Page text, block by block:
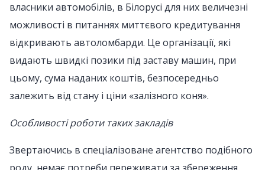
власники автомобілів, в Білорусі для них величезні
можливості в питаннях миттєвого кредитування
відкривають автоломбарди. Це організації, які
видають швидкі позики під заставу машин, при
цьому, сума наданих коштів, безпосередньо
залежить від стану і ціни «залізного коня».
Особливості роботи таких закладів
Звертаючись в спеціалізоване агентство подібного